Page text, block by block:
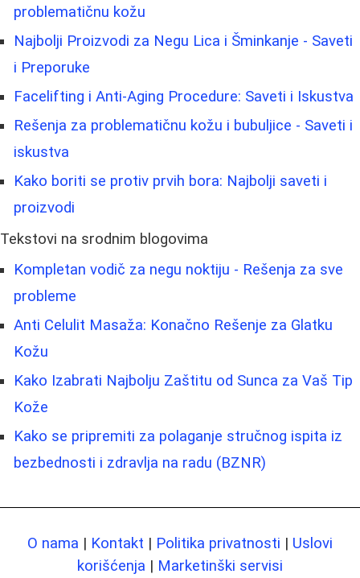
problematičnu kožu
Najbolji Proizvodi za Negu Lica i Šminkanje - Saveti
i Preporuke
Facelifting i Anti-Aging Procedure: Saveti i Iskustva
Rešenja za problematičnu kožu i bubuljice - Saveti i
iskustva
Kako boriti se protiv prvih bora: Najbolji saveti i
proizvodi
Tekstovi na srodnim blogovima
Kompletan vodič za negu noktiju - Rešenja za sve
probleme
Anti Celulit Masaža: Konačno Rešenje za Glatku
Kožu
Kako Izabrati Najbolju Zaštitu od Sunca za Vaš Tip
Kože
Kako se pripremiti za polaganje stručnog ispita iz
bezbednosti i zdravlja na radu (BZNR)
O nama | Kontakt | Politika privatnosti | Uslovi
korišćenja | Marketinški servisi